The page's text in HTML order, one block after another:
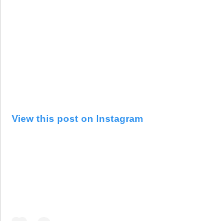
View this post on Instagram